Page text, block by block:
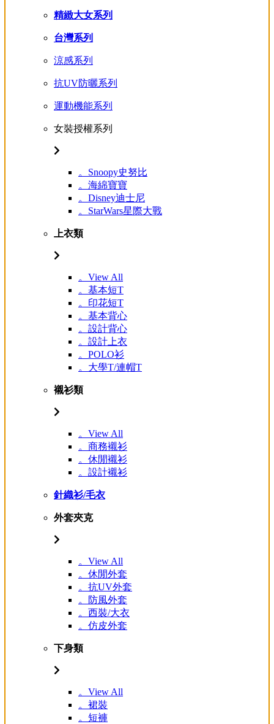
精緻大女系列
台灣系列
涼感系列
抗UV防曬系列
運動機能系列
女裝授權系列
。Snoopy史努比
。海綿寶寶
。Disney迪士尼
。StarWars星際大戰
上衣類
。View All
。基本短T
。印花短T
。基本背心
。設計背心
。設計上衣
。POLO衫
。大學T/連帽T
襯衫類
。View All
。商務襯衫
。休閒襯衫
。設計襯衫
針織衫/毛衣
外套夾克
。View All
。休閒外套
。抗UV外套
。防風外套
。西裝/大衣
。仿皮外套
下身類
。View All
。裙裝
。短褲